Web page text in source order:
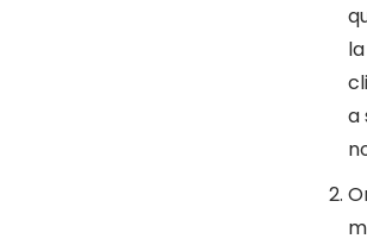
a